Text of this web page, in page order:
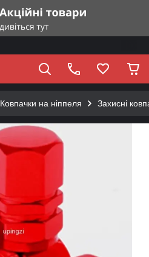
Ковпачки на ніппеля Захисні